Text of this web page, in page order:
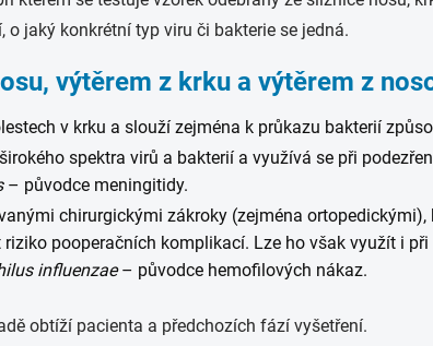
jaký konkrétní typ viru či bakterie se jedná.
výtěrem z krku a výtěrem z
v krku a slouží zejména k průkazu bakterií
spektra virů a bakterií a využívá se při
– původce meningitidy.
chirurgickými zákroky (zejména
riziko pooperačních komplikací. Lze ho však využít i
influenzae– původce hemofilových nákaz.
obtíží pacienta a předchozích fází vyšetření.